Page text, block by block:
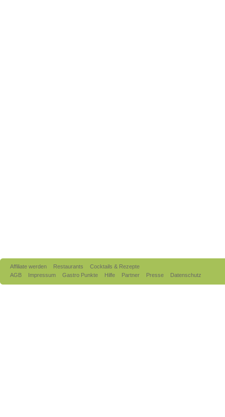
Affiliate werden Restaurants
Cocktails & Rezepte
AGB
Impressum Gastro Punkte Hilfe Partner Presse Datenschutz